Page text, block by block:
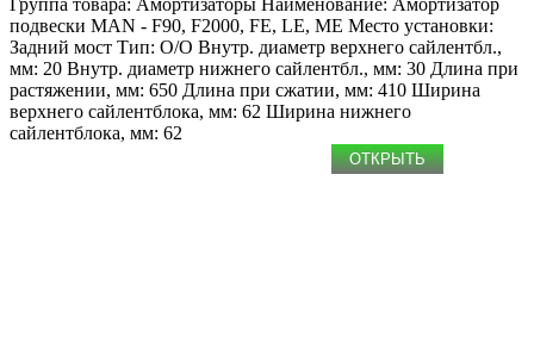
подвески MAN - F90, F2000, FE, LE, ME Место установки:
Задний мост Тип: O/O Внутр. диаметр верхнего сайлентбл.,
мм: 20 Внутр. диаметр нижнего сайлентбл., мм: 30 Длина при
растяжении, мм: 650 Длина при сжатии, мм: 410 Ширина
верхнего сайлентблока, мм: 62 Ширина нижнего
сайлентблока, мм: 62
ОТКРЫТЬ